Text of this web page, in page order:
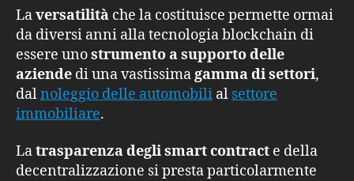
Laversatilità che la costituisce permette ormai
da diversi anni alla tecnologia blockchain di
essere unostrumento a supporto delle
aziende di una vastissima gamma di settori,
dalnoleggio delle automobili al settore
immobiliare.
Latrasparenza degli smart contract e della
decentralizzazione si presta particolarmente